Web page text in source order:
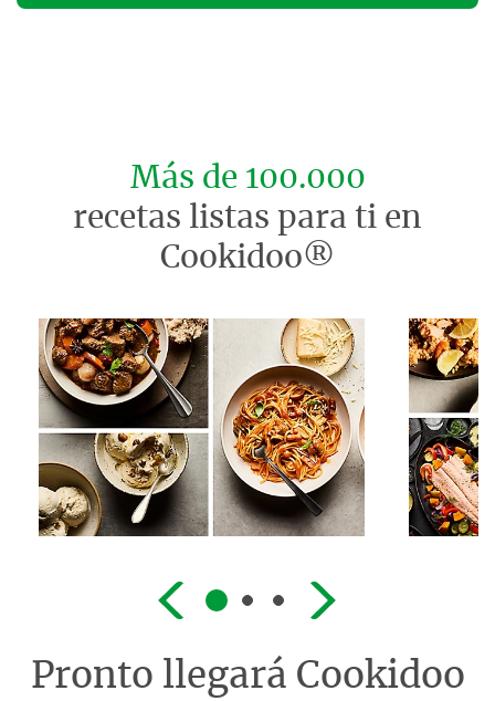
Más de 100.000
recetas listas para ti en
Cookidoo®
Pronto llegará Cookidoo